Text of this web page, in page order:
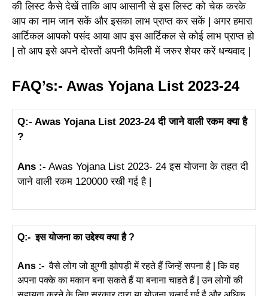
की लिस्ट कैसे देखें ताकि आप आसानी से इस लिस्ट को चेक करके
आप का नाम जान सकें और इसका लाभ प्राप्त कर सकें | अगर हमारा
आर्टिकल आपको पसंद आया आप इस आर्टिकल से कोई लाभ प्राप्त हो
| तो आप इसे अपने दोस्तों अपनी फैमिली में जरुर शेयर करें धन्यवाद |
FAQ’s:- Awas Yojana List 2023-24
Q:- Awas Yojana List 2023-24 दी जाने वाली रकम क्या है
?
Ans :- Awas Yojana List 2023- 24 इस योजना के तहत दी
जाने वाली रकम 120000 रखी गई है |
Q:- इस योजना का उद्देश्य क्या है ?
Ans :- वैसे लोग जो झुग्गी झोपड़ी में रहते हैं जिन्हें सपना है | कि वह
अपना पक्के का मकान बना सकते हैं या बनाना चाहते हैं | उन लोगों की